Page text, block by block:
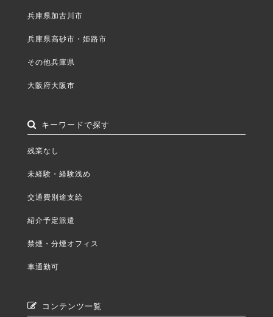
兵庫県加古川市
兵庫県高砂市・姫路市
その他兵庫県
大阪府大阪市
キーワードで探す
残業なし
未経験・経験浅め
交通費別途支給
紹介予定派遣
禁煙・分煙オフィス
車通勤可
コンテンツ一覧